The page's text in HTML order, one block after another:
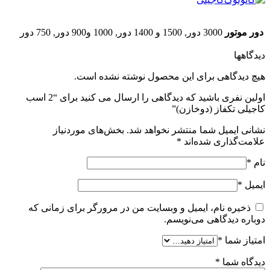
دور موتور 3000 دور, 1500 و 1400 دور, 1000 و900 دور, 750 دور
دیدگاهها
هیچ دیدگاهی برای این محصول نوشته نشده است.
اولین نفری باشید که دیدگاهی را ارسال می کنید برای “2 اسب
کاجیلی تکفاز (دوخازن)”
نشانی ایمیل شما منتشر نخواهد شد. بخش‌های موردنیاز
علامت‌گذاری شده‌اند *
نام *
ایمیل *
ذخیره نام، ایمیل و وبسایت من در مرورگر برای زمانی که
دوباره دیدگاهی می‌نویسم.
امتیاز شما *
دیدگاه شما *